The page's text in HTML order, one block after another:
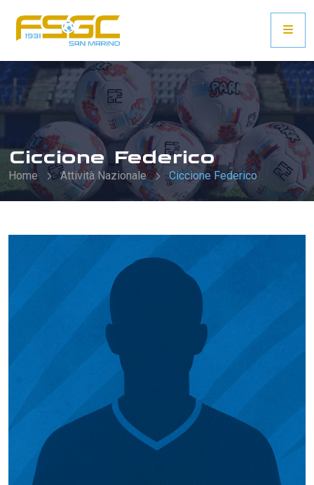
Ciccione Federico
Home Attività Nazionale Ciccione Federico